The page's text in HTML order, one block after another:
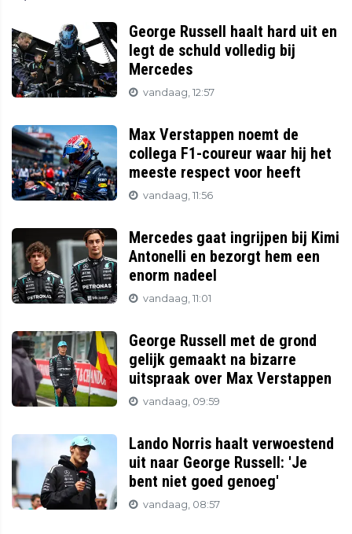
George Russell haalt hard uit en
legt de schuld volledig bij
Mercedes
vandaag, 12:57
Max Verstappen noemt de
collega F1-coureur waar hij het
meeste respect voor heeft
vandaag, 11:56
Mercedes gaat ingrijpen bij Kimi
Antonelli en bezorgt hem een
enorm nadeel
vandaag, 11:01
George Russell met de grond
gelijk gemaakt na bizarre
uitspraak over Max Verstappen
vandaag, 09:59
Lando Norris haalt verwoestend
uit naar George Russell: 'Je
bent niet goed genoeg'
vandaag, 08:57